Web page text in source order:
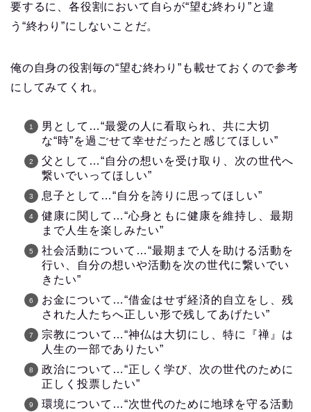
要するに、各役割において自らが“望む終わり”と違
う“終わり”にしないことだ。
俺の自身の役割毎の“望む終わり”も載せておくので参考
にしてみてくれ。
男として…“最愛の人に看取られ、共に大切
な“時”を過ごせて幸せだったと感じてほしい”
父として…“自分の想いを受け取り、次の世代へ
繋いでいってほしい”
息子として…“自分を誇りに思ってほしい”
健康に関して…“心身ともに健康を維持し、最期
まで人生を楽しみたい”
社会活動について…“最期まで人を助ける活動を
行い、自分の想いや活動を次の世代に繋いでい
きたい”
お金について…“借金はせず経済的自立をし、残
された人たちへ正しい形で残してあげたい”
宗教について…“神仏は大切にし、特に『禅』は
人生の一部でありたい”
政治について…“正しく学び、次の世代のために
正しく投票したい”
環境について…“次世代のために地球を守る活動